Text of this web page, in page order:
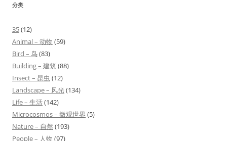
分类
35(12)
Animal – 动物 (59)
Bird – 鸟(83)
Building – 建筑(88)
Insect – 昆虫 (12)
Landscape – 风光(134)
Life – 生活(142)
Microcosmos – 微观世界 (5)
Nature – 自然 (193)
People – 人物 (97)